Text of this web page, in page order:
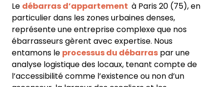
Le débarras d’appartement à Paris 20 (75), en
particulier dans les zones urbaines denses,
représente une entreprise complexe que nos
ébarrasseurs gèrent avec expertise. Nous
entamons le processus du débarras par une
analyse logistique des locaux, tenant compte de
l’accessibilité comme l’existence ou non d’un